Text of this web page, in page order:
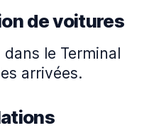
de voitures
le Terminal
arrivées.